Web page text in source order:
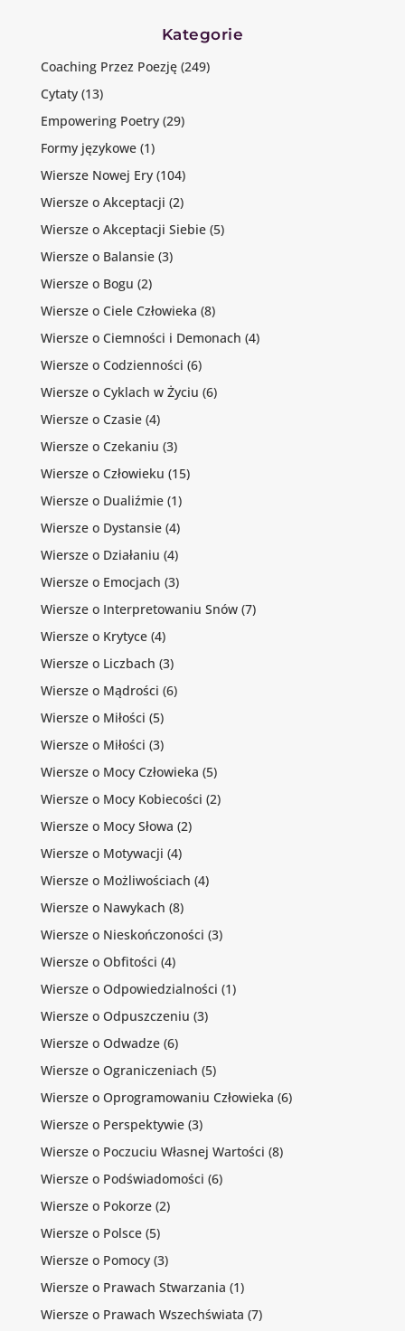
Kategorie
Coaching Przez Poezję(249)
Cytaty(13)
Empowering Poetry(29)
Formy językowe(1)
Wiersze Nowej Ery(104)
Wiersze o Akceptacji (2)
Wiersze o Akceptacji Siebie(5)
Wiersze o Balansie(3)
Wiersze o Bogu (2)
Wiersze o Ciele Człowieka (8)
Wiersze o Ciemności i Demonach (4)
Wiersze o Codzienności (6)
Wiersze o Cyklach w Życiu (6)
Wiersze o Czasie(4)
Wiersze o Czekaniu (3)
Wiersze o Człowieku (15)
Wiersze o Dualiźmie(1)
Wiersze o Dystansie(4)
Wiersze o Działaniu (4)
Wiersze o Emocjach (3)
Wiersze o Interpretowaniu Snów(7)
Wiersze o Krytyce(4)
Wiersze o Liczbach (3)
Wiersze o Mądrości (6)
Wiersze o Miłości (5)
Wiersze o Miłości (3)
Wiersze o Mocy Człowieka (5)
Wiersze o Mocy Kobiecości (2)
Wiersze o Mocy Słowa (2)
Wiersze o Motywacji (4)
Wiersze o Możliwościach (4)
Wiersze o Nawykach (8)
Wiersze o Nieskończoności (3)
Wiersze o Obfitości (4)
Wiersze o Odpowiedzialności (1)
Wiersze o Odpuszczeniu (3)
Wiersze o Odwadze(6)
Wiersze o Ograniczeniach (5)
Wiersze o Oprogramowaniu Człowieka (6)
Wiersze o Perspektywie(3)
Wiersze o Poczuciu Własnej Wartości (8)
Wiersze o Podświadomości (6)
Wiersze o Pokorze(2)
Wiersze o Polsce(5)
Wiersze o Pomocy(3)
Wiersze o Prawach Stwarzania (1)
Wiersze o Prawach Wszechświata (7)